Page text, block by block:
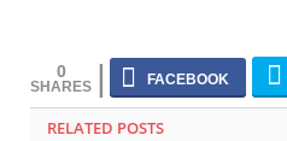
0
RELATED POSTS